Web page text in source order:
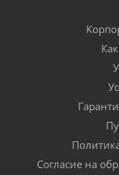
Согласие на